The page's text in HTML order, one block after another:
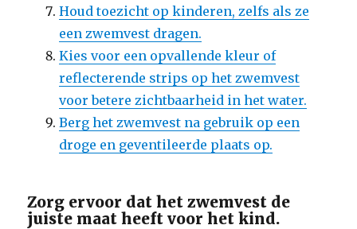
Houd toezicht op kinderen, zelfs als ze
een zwemvest dragen.
Kies voor een opvallende kleur of
reflecterende strips op het zwemvest
voor betere zichtbaarheid in het water.
Berg het zwemvest na gebruik op een
droge en geventileerde plaats op.
Zorg ervoor dat het zwemvest de
juiste maat heeft voor het kind.